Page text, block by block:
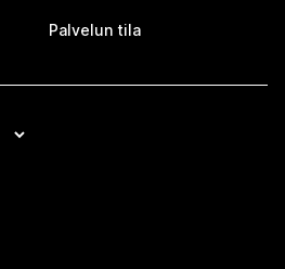
Palvelun tila